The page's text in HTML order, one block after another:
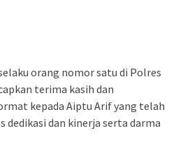
orang nomor satu di Polres
terima kasih dan
kepada Aiptu Arif yang telah
dedikasi dan kinerja serta darma